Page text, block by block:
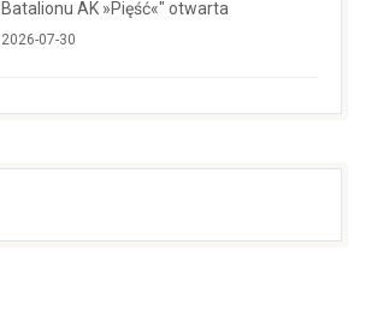
Batalionu AK »Pięść«" otwarta
2026-07-30